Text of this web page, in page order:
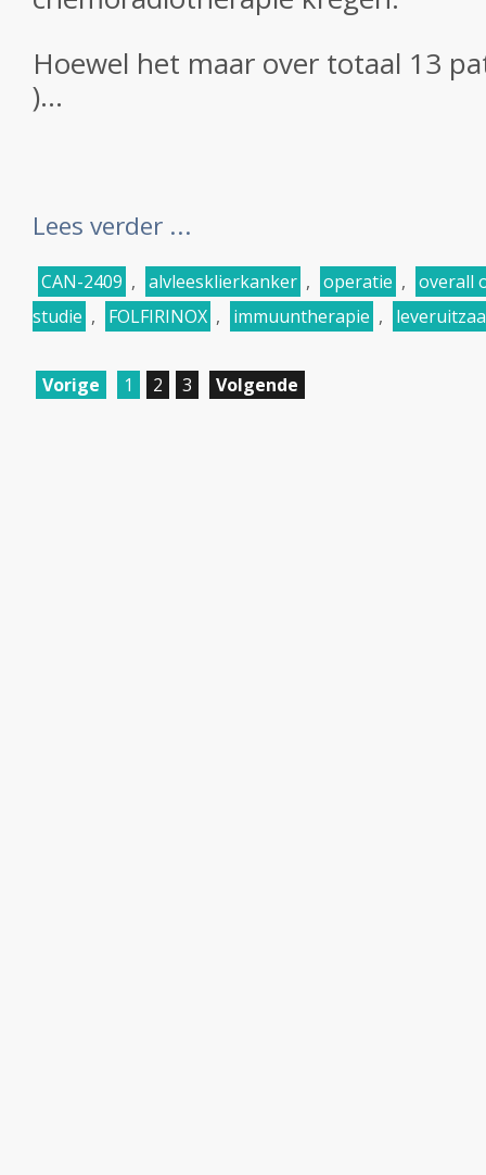
Hoewel het maar over totaal 13
)...
Lees verder ...
CAN-2409 , alvleesklierkanker , operatie , overall
studie , FOLFIRINOX , immuuntherapie ,
Vorige 1 2 3 Volgende